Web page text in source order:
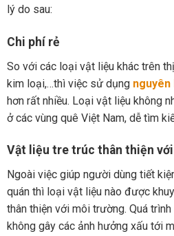
lý do sau:
Chi phí rẻ
So với các loại vật liệu khác trên
kim loại,…thì việc sử dụng
hơn rất nhiều. Loại vật liệu không
ở các vùng quê Việt Nam, dễ tìm
Vật liệu tre trúc thân thiện
Ngoài việc giúp người dùng tiết
quán thì loại vật liệu nào được
thân thiện với môi trường. Quá
không gây các ảnh hưởng xấu tới